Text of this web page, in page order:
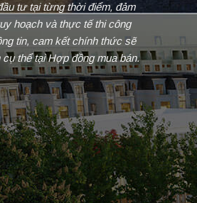
tư tại từng thời điểm, đảm
hoạch và thực tế thi công
tin, cam kết chính thức sẽ
thể tại Hợp đồng mua bán.